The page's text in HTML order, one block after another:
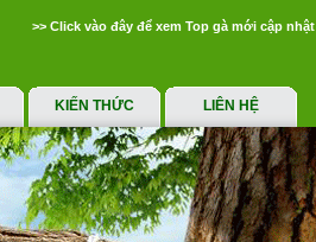
>> Click vào đây để xem Top gà mới cập nhật
KIẾN THỨC LIÊN HỆ